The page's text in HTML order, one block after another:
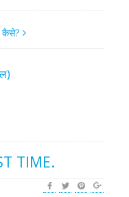
कैसे?
TIME.